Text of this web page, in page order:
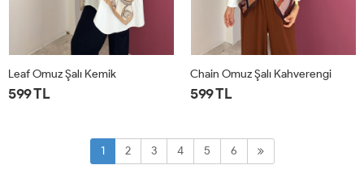
Leaf Omuz Şalı Kemik
599 TL
Chain Omuz Şalı Kahverengi
599 TL
1 2 3 4 5 6